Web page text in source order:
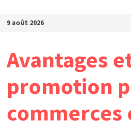
9 août 2026
Avantages
promotion
commerces